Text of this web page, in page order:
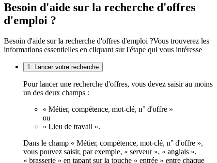
Besoin d'aide sur la recherche d'offres
d'emploi ?
Besoin d'aide sur la recherche d'offres d'emploi ?Vous trouverez les
informations essentielles en cliquant sur l'étape qui vous intéresse
1. Lancer votre recherche
Pour lancer une recherche d'offres, vous devez saisir au moins
un des deux champs :
« Métier, compétence, mot-clé, n° d'offre »
ou
« Lieu de travail ».
Dans le champ « Métier, compétence, mot-clé, n° d'offre »,
vous pouvez saisir, par exemple, « serveur », « anglais »,
« brasserie » en tapant sur la touche « entrée » entre chaque